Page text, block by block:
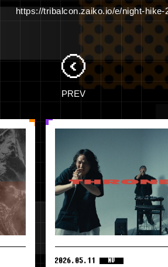
https://tribalcon.zaiko.io/e/night-hike-
PREV
2026.05.11 MV